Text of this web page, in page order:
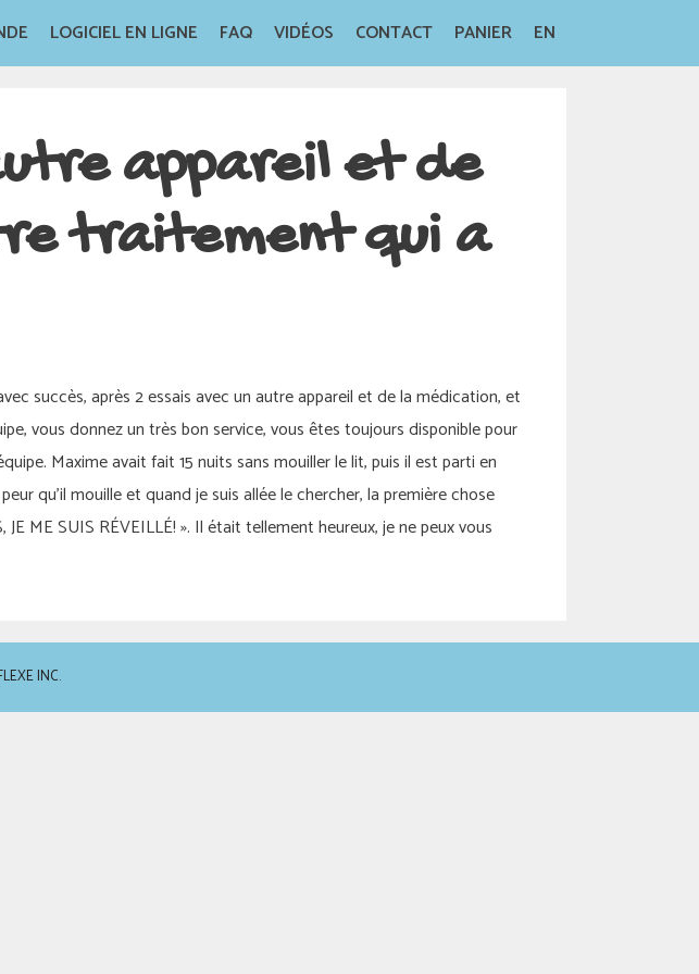
LOGICIEL EN LIGNE FAQ VIDÉOS CONTACT PANIER EN
appareil et de
traitement qui a
succès, après 2 essais avec un autre appareil et de la médication, et
vous donnez un très bon service, vous êtes toujours disponible pour
Maxime avait fait 15 nuits sans mouiller le lit, puis il est parti en
qu’il mouille et quand je suis allée le chercher, la première chose
ME SUIS RÉVEILLÉ! ». Il était tellement heureux, je ne peux vous
INC.